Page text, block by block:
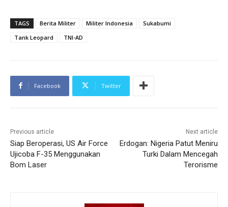
TAGS Berita Militer Militer Indonesia
Sukabumi
Tank Leopard
TNI-AD
Facebook Twitter
Previous article
Siap Beroperasi, US Air Force
Ujicoba F-35 Menggunakan
Bom Laser
Next article
Erdogan: Nigeria Patut Meniru
Turki Dalam Mencegah
Terorisme